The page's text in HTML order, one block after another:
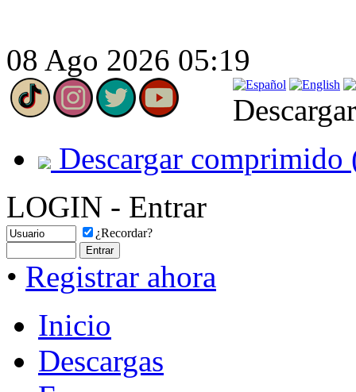
08 Ago 2026 05:19
Descargar comprimido
LOGIN - Entrar
¿Recordar?
• Registrar ahora
Inicio
Descargas